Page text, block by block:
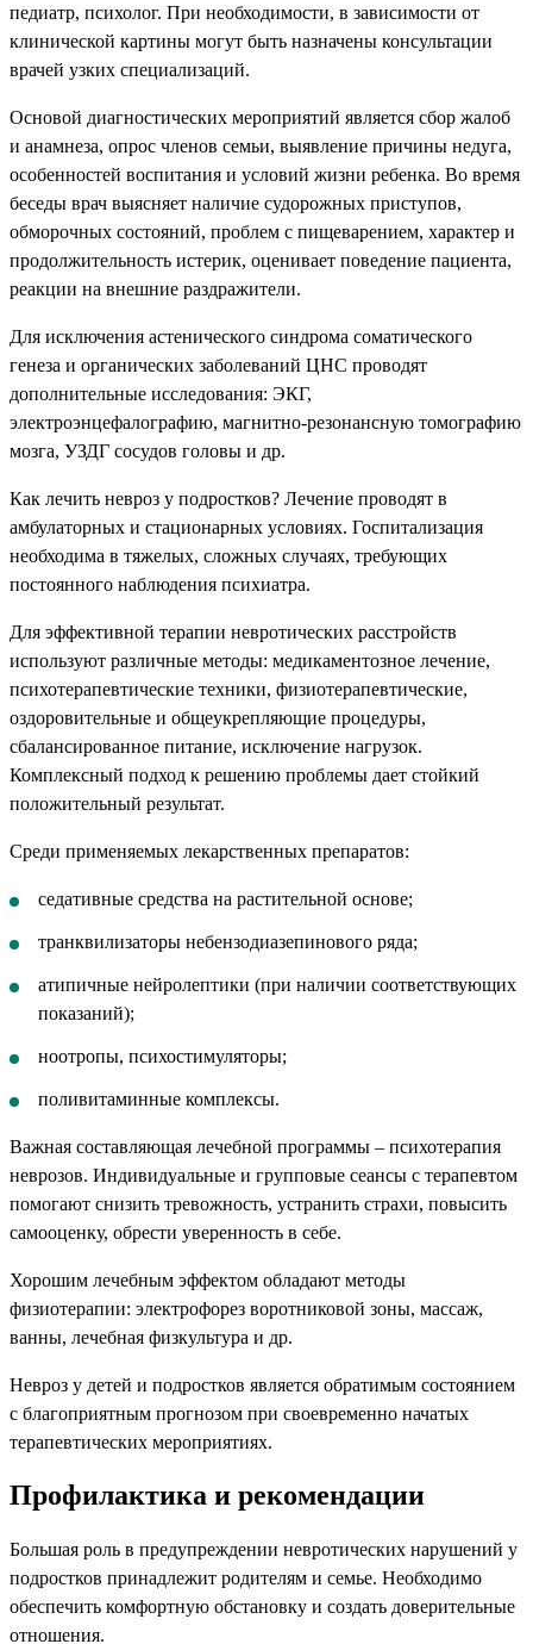
педиатр, психолог. При необходимости, в зависимости от
клинической картины могут быть назначены консультации
врачей узких специализаций.
Основой диагностических мероприятий является сбор жалоб
и анамнеза, опрос членов семьи, выявление причины недуга,
особенностей воспитания и условий жизни ребенка. Во время
беседы врач выясняет наличие судорожных приступов,
обморочных состояний, проблем с пищеварением, характер и
продолжительность истерик, оценивает поведение пациента,
реакции на внешние раздражители.
Для исключения астенического синдрома соматического
генеза и органических заболеваний ЦНС проводят
дополнительные исследования: ЭКГ,
электроэнцефалографию, магнитно-резонансную томографию
мозга, УЗДГ сосудов головы и др.
Как лечить невроз у подростков? Лечение проводят в
амбулаторных и стационарных условиях. Госпитализация
необходима в тяжелых, сложных случаях, требующих
постоянного наблюдения психиатра.
Для эффективной терапии невротических расстройств
используют различные методы: медикаментозное лечение,
психотерапевтические техники, физиотерапевтические,
оздоровительные и общеукрепляющие процедуры,
сбалансированное питание, исключение нагрузок.
Комплексный подход к решению проблемы дает стойкий
положительный результат.
Среди применяемых лекарственных препаратов:
седативные средства на растительной основе;
транквилизаторы небензодиазепинового ряда;
атипичные нейролептики (при наличии соответствующих
показаний);
ноотропы, психостимуляторы;
поливитаминные комплексы.
Важная составляющая лечебной программы – психотерапия
неврозов. Индивидуальные и групповые сеансы с терапевтом
помогают снизить тревожность, устранить страхи, повысить
самооценку, обрести уверенность в себе.
Хорошим лечебным эффектом обладают методы
физиотерапии: электрофорез воротниковой зоны, массаж,
ванны, лечебная физкультура и др.
Невроз у детей и подростков является обратимым состоянием
с благоприятным прогнозом при своевременно начатых
терапевтических мероприятиях.
Профилактика и рекомендации
Большая роль в предупреждении невротических нарушений у
подростков принадлежит родителям и семье. Необходимо
обеспечить комфортную обстановку и создать доверительные
отношения.